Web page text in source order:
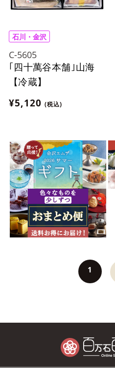
石川・金沢
C-5605
｢四十萬谷本舗｣山海
【冷蔵】
¥5,120 (税込)
1